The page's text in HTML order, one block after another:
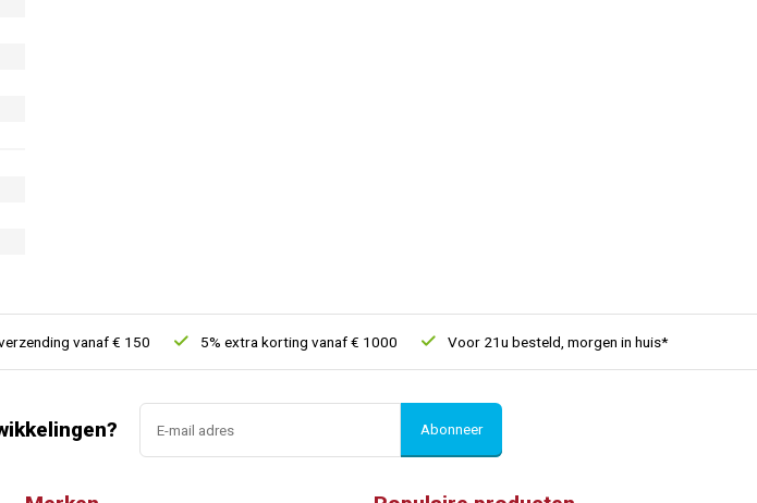
vanaf € 150 5% extra korting vanaf € 1000 Voor 21u besteld, morgen in huis*
Abonneer